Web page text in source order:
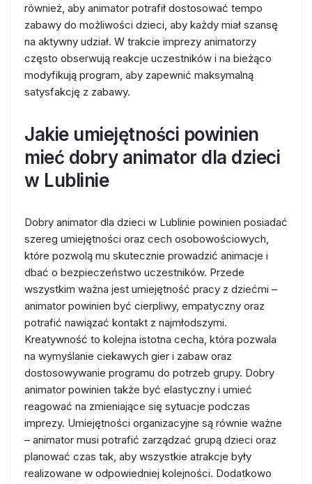
również, aby animator potrafił dostosować tempo
zabawy do możliwości dzieci, aby każdy miał szansę
na aktywny udział. W trakcie imprezy animatorzy
często obserwują reakcje uczestników i na bieżąco
modyfikują program, aby zapewnić maksymalną
satysfakcję z zabawy.
Jakie umiejętności powinien
mieć dobry animator dla dzieci
w Lublinie
Dobry animator dla dzieci w Lublinie powinien posiadać
szereg umiejętności oraz cech osobowościowych,
które pozwolą mu skutecznie prowadzić animacje i
dbać o bezpieczeństwo uczestników. Przede
wszystkim ważna jest umiejętność pracy z dziećmi –
animator powinien być cierpliwy, empatyczny oraz
potrafić nawiązać kontakt z najmłodszymi.
Kreatywność to kolejna istotna cecha, która pozwala
na wymyślanie ciekawych gier i zabaw oraz
dostosowywanie programu do potrzeb grupy. Dobry
animator powinien także być elastyczny i umieć
reagować na zmieniające się sytuacje podczas
imprezy. Umiejętności organizacyjne są równie ważne
– animator musi potrafić zarządzać grupą dzieci oraz
planować czas tak, aby wszystkie atrakcje były
realizowane w odpowiedniej kolejności. Dodatkowo